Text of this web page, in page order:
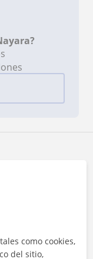
dar clase
como cookies,
del sitio,